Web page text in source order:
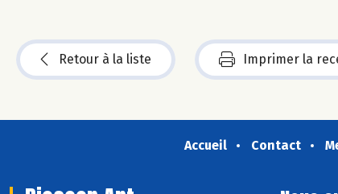
Retour à la liste Imprimer la
Accueil Contact